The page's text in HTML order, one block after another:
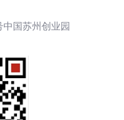
国苏州创业园